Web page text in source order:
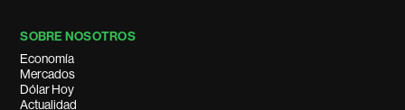
SOBRE NOSOTROS
Economía
Mercados
Dólar Hoy
Actualidad